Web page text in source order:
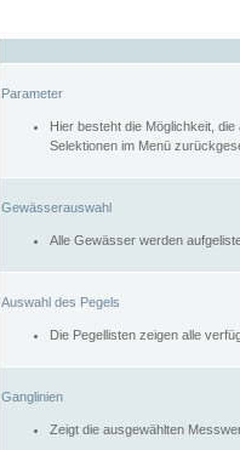
Parameter
Hier besteht die Möglichkeit,
Selektionen im Menü
Gewässerauswahl
Alle Gewässer werden
Auswahl des Pegels
Die Pegellisten zeigen alle
Ganglinien
Zeigt die ausgewählten